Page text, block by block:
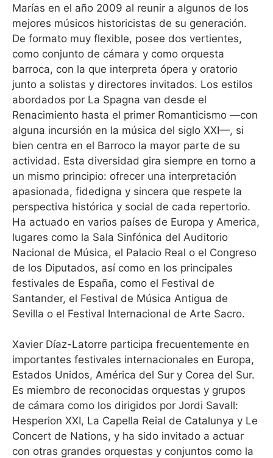
Marías en el año 2009 al reunir a algunos de los
mejores músicos historicistas de su generación.
De formato muy flexible, posee dos vertientes,
como conjunto de cámara y como orquesta
barroca, con la que interpreta ópera y oratorio
junto a solistas y directores invitados. Los estilos
abordados por La Spagna van desde el
Renacimiento hasta el primer Romanticismo —con
alguna incursión en la música del siglo XXI—, si
bien centra en el Barroco la mayor parte de su
actividad. Esta diversidad gira siempre en torno a
un mismo principio: ofrecer una interpretación
apasionada, fidedigna y sincera que respete la
perspectiva histórica y social de cada repertorio.
Ha actuado en varios países de Europa y America,
lugares como la Sala Sinfónica del Auditorio
Nacional de Música, el Palacio Real o el Congreso
de los Diputados, así como en los principales
festivales de España, como el Festival de
Santander, el Festival de Música Antigua de
Sevilla o el Festival Internacional de Arte Sacro.
Xavier Díaz-Latorre participa frecuentemente en
importantes festivales internacionales en Europa,
Estados Unidos, América del Sur y Corea del Sur.
Es miembro de reconocidas orquestas y grupos
de cámara como los dirigidos por Jordi Savall:
Hesperion XXI, La Capella Reial de Catalunya y Le
Concert de Nations, y ha sido invitado a actuar
con otras grandes orquestas y conjuntos como la